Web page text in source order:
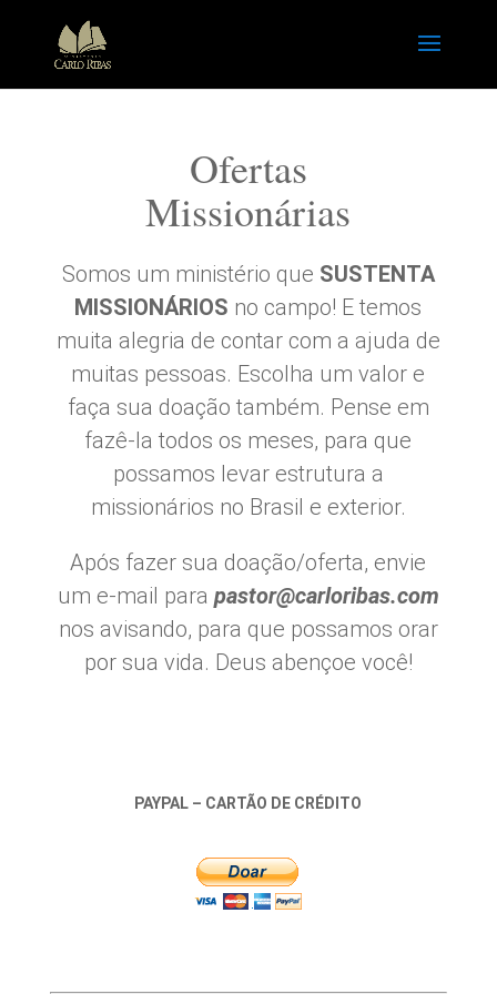
Ofertas
Missionárias
Somos um ministério que SUSTENTA
MISSIONÁRIOS no campo! E temos
muita alegria de contar com a ajuda de
muitas pessoas. Escolha um valor e
faça sua doação também. Pense em
fazê-la todos os meses, para que
possamos levar estrutura a
missionários no Brasil e exterior.
Após fazer sua doação/oferta, envie
um e-mail para pastor@carloribas.com
nos avisando, para que possamos orar
por sua vida. Deus abençoe você!
PAYPAL – CARTÃO DE CRÉDITO